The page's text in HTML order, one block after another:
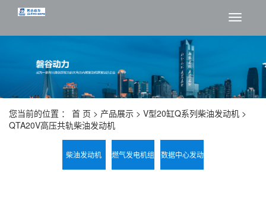
切
您当前的位置 ： 首 页 > 产品展示 > V型20缸Q系列柴油发动机 >
QTA20V高压共轨柴油发动机
柴油发动机 燃气发电机组 数据中心发动